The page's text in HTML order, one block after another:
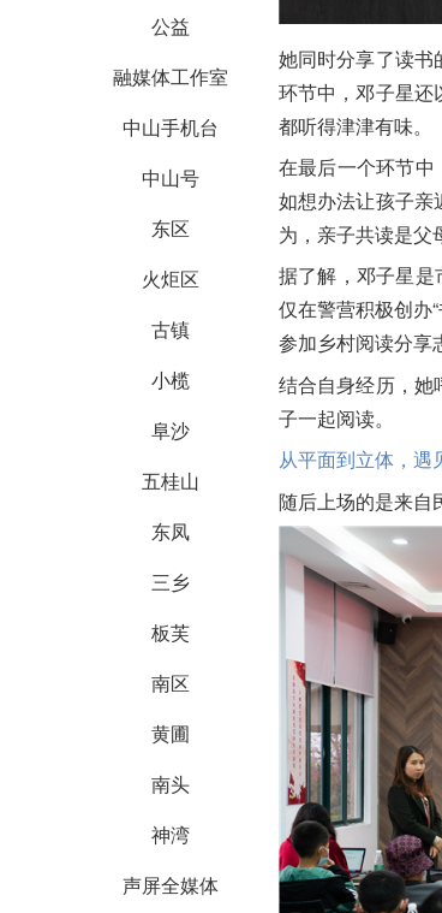
公益
融媒体工作室
中山手机台
中山号
东区
火炬区
古镇
小榄
阜沙
五桂山
东凤
三乡
板芙
南区
黄圃
南头
神湾
声屏全媒体
她同时分享了读书
环节中，邓子星还
都听得津津有味。
在最后一个环节中
如想办法让孩子亲
为，亲子共读是父
据了解，邓子星是
仅在警营积极创办
参加乡村阅读分享
结合自身经历，她
子一起阅读。
从平面到立体，遇
随后上场的是来自